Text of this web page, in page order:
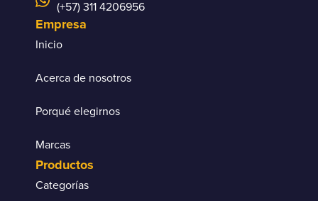
(+57) 311 4206956
Empresa
Inicio
Acerca de nosotros
Porqué elegirnos
Marcas
Productos
Categorías